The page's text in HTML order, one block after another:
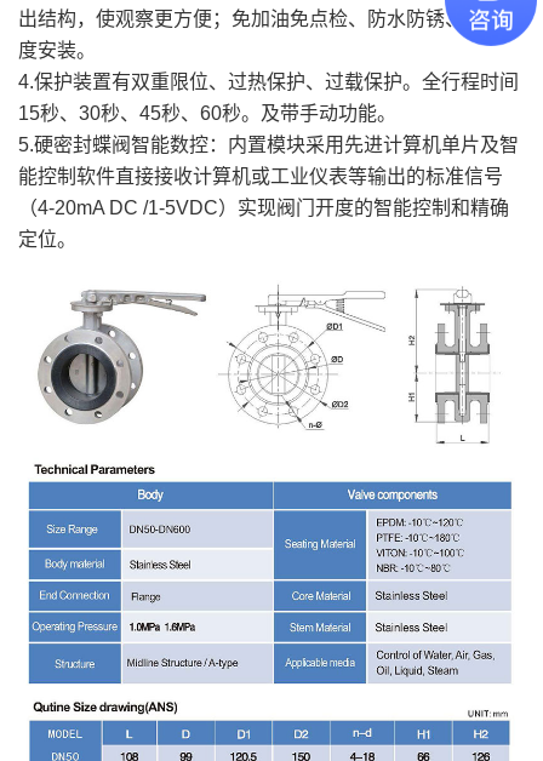
出结构，使观察更方便；免加油免点检、防水防锈、任意角
度安装。
4.保护装置有双重限位、过热保护、过载保护。全行程时间
15秒、30秒、45秒、60秒。及带手动功能。
5.硬密封蝶阀智能数控：内置模块采用先进计算机单片及智
能控制软件直接接收计算机或工业仪表等输出的标准信号
（4-20mA DC /1-5VDC）实现阀门开度的智能控制和精确
定位。